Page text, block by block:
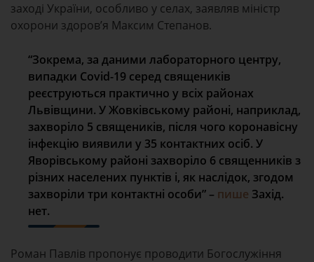
заході України, особливо у селах, заявляв міністр
охорони здоров’я Максим Степанов.
“Зокрема, за даними лабораторного центру,
випадки Covid-19 серед священиків
реєструються практично у всіх районах
Львівщини. У Жовківському районі, наприклад,
захворіло 5 священиків, після чого коронавісну
інфекцію виявили у 35 контактних осіб. У
Яворівському районі захворіло 6 священників з
різних населених пунктів і, як наслідок, згодом
захворіли три контактні особи” – пише Захід.
нет.
Роман Павлів пропонує проводити Богослужіння